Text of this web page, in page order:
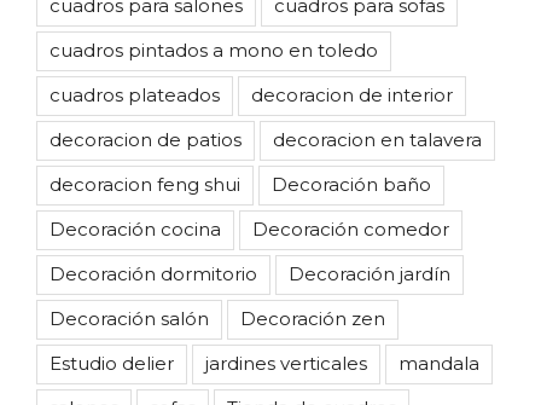
cuadros para salones
cuadros para sofas
cuadros pintados a mono en toledo
cuadros plateados
decoracion de interior
decoracion de patios
decoracion en talavera
decoracion feng shui
Decoración baño
Decoración cocina
Decoración comedor
Decoración dormitorio
Decoración jardín
Decoración salón
Decoración zen
Estudio delier
jardines verticales
mandala